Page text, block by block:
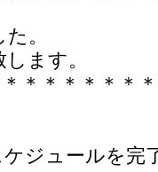
。
ます。
＊＊＊＊＊＊
ジュールを完